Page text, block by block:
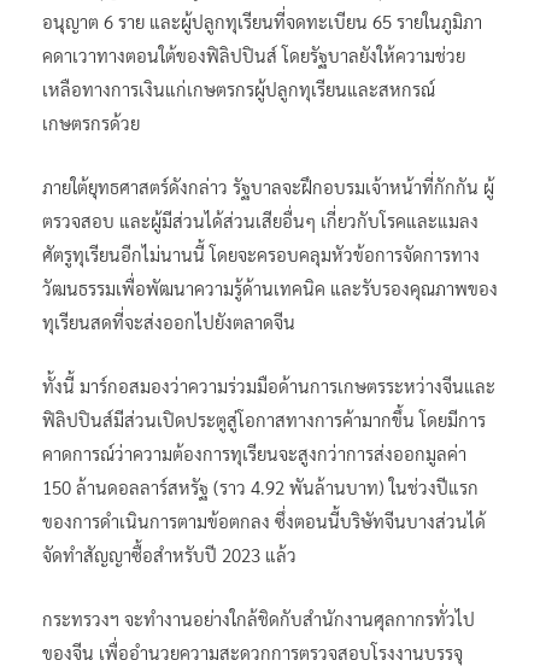
อนุญาต 6 ราย และผู้ปลูกทุเรียนที่จดทะเบียน 65 รายในภูมิภา
คดาเวาทางตอนใต้ของฟิลิปปินส์ โดยรัฐบาลยังให้ความช่วย
เหลือทางการเงินแก่เกษตรกรผู้ปลูกทุเรียนและสหกรณ์
เกษตรกรด้วย
ภายใต้ยุทธศาสตร์ดังกล่าว รัฐบาลจะฝึกอบรมเจ้าหน้าที่กักกัน ผู้
ตรวจสอบ และผู้มีส่วนได้ส่วนเสียอื่นๆ เกี่ยวกับโรคและแมลง
ศัตรูทุเรียนอีกไม่นานนี้ โดยจะครอบคลุมหัวข้อการจัดการทาง
วัฒนธรรมเพื่อพัฒนาความรู้ด้านเทคนิค และรับรองคุณภาพของ
ทุเรียนสดที่จะส่งออกไปยังตลาดจีน
ทั้งนี้ มาร์กอสมองว่าความร่วมมือด้านการเกษตรระหว่างจีนและ
ฟิลิปปินส์มีส่วนเปิดประตูสู่โอกาสทางการค้ามากขึ้น โดยมีการ
คาดการณ์ว่าความต้องการทุเรียนจะสูงกว่าการส่งออกมูลค่า
150 ล้านดอลลาร์สหรัฐ (ราว 4.92 พันล้านบาท) ในช่วงปีแรก
ของการดำเนินการตามข้อตกลง ซึ่งตอนนี้บริษัทจีนบางส่วนได้
จัดทำสัญญาซื้อสำหรับปี 2023 แล้ว
กระทรวงฯ จะทำงานอย่างใกล้ชิดกับสำนักงานศุลกากรทั่วไป
ของจีน เพื่ออำนวยความสะดวกการตรวจสอบโรงงานบรรจุ